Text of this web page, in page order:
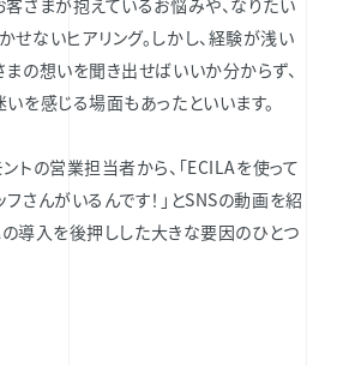
ないヒアリング。しかし、経験が浅い
の想いを聞き出せばいいか分からず、
を感じる場面もあったといいます。
トの営業担当者から、「ECILAを使って
さんがいるんです！」とSNSの動画を紹
導入を後押しした大きな要因のひとつ